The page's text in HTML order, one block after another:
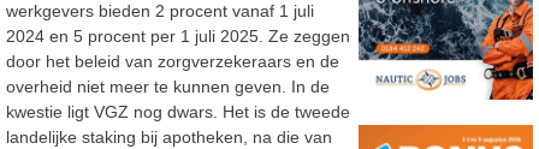
werkgevers bieden 2 procent vanaf 1 juli
2024 en 5 procent per 1 juli 2025. Ze zeggen
door het beleid van zorgverzekeraars en de
overheid niet meer te kunnen geven. In de
kwestie ligt VGZ nog dwars. Het is de tweede
landelijke staking bij apotheken, na die van